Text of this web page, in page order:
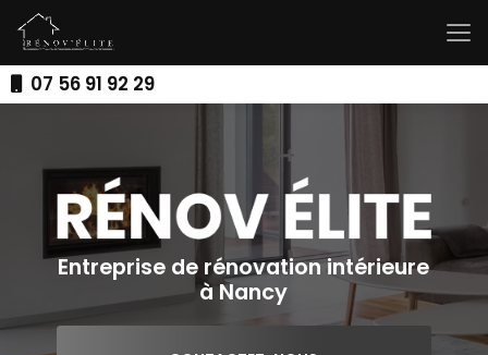
au
contenu
principal07 56 91 92 29
Entreprise de rénovation intérieure
à Nancy